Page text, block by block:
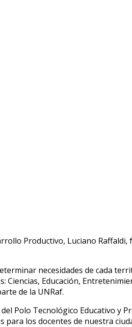
Productivo, Luciano
necesidades de cada
Educación,
de la UNRaf.
Polo Tecnológico Educativo
para los docentes de nuestra